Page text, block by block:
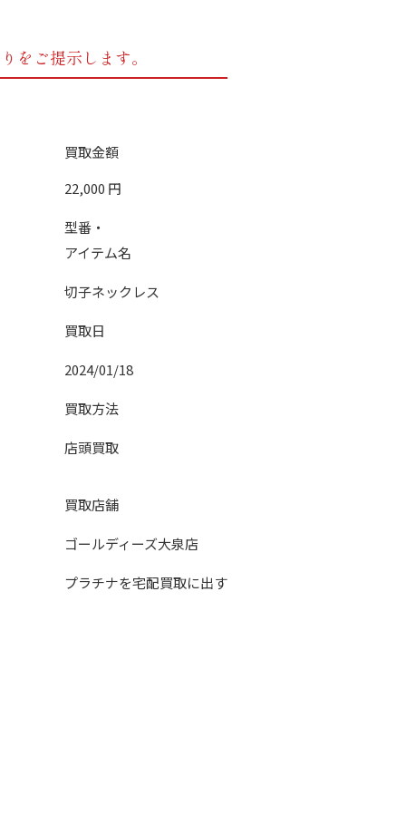
をご提示します。
買取金額
22,000 円
型番・
アイテム名
切子ネックレス
買取日
2024/01/18
買取方法
店頭買取
買取店舗
ゴールディーズ大泉店
プラチナを宅配買取に出す